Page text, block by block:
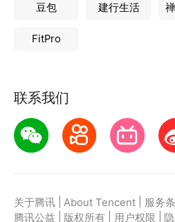
豆包 建行生活
FitPro
联系我们
关于腾讯 About Tencent 服务
腾讯公益
版权所有 用户权限